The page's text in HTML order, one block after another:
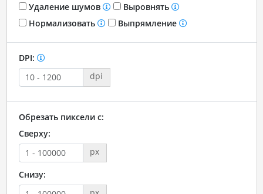
Удаление шумов
Выровнять
Нормализовать
Выпрямление
DPI:
dpi
Обрезать пиксели с:
Сверху:
px
Снизу: